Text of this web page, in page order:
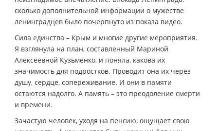
сколько дополнительной информации о мужестве
ленинградцев было почерпнуто из показа видео.
Сила единства – Крым и многие другие мероприятия.
Я взглянула на план, составленный Мариной
Алексеевной Кузьменко, и поняла, какова их
значимость для подростков. Проводит она их через
душу, сердце, сопереживание. И они в памяти
остаются надолго. А память – это преодоление смерти
и времени.
Зачастую человек, уходя на пенсию, ощущает свою